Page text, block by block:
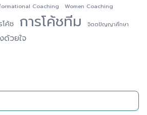
Coaching Women Coaching
โค้ช การโค้ชทีม
จิตตปัญญาศึกษา
ด้วยใจ